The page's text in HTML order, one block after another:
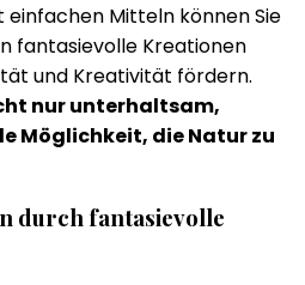
einfachen Mitteln können Sie
fantasievolle Kreationen
und Kreativität fördern.
nur unterhaltsam,
Möglichkeit, die Natur zu
durch fantasievolle